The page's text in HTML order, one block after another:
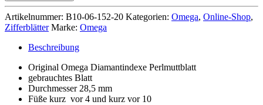
Artikelnummer: B10-06-152-20 Kategorien: Omega, Online-Shop,
Zifferblätter Marke: Omega
Beschreibung
Original Omega Diamantindexe Perlmuttblatt
gebrauchtes Blatt
Durchmesser 28,5 mm
Füße kurz vor 4 und kurz vor 10